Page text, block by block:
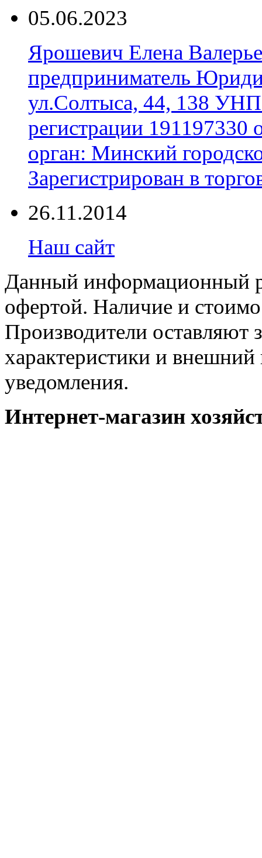
05.06.2023
Ярошевич Елена
предприниматель
ул.Солтыса, 44, 138 УНП
регистрации
орган: Минский
Зарегистрирован в
26.11.2014
Наш сайт
Данный информационный
офертой. Наличие и
Производители оставляют
характеристики и внешний
уведомления.
Интернет-магазин